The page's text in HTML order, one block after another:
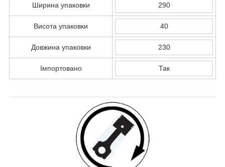
Ширина упаковки 290
Висота упаковки 40
Довжина упаковки 230
Імпортовано Так